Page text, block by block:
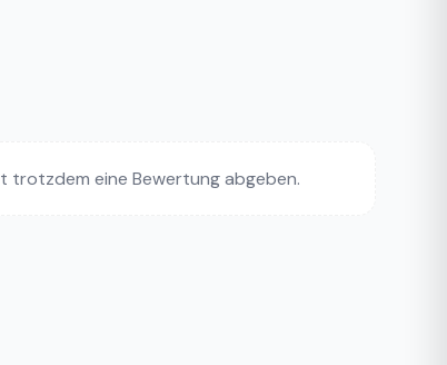
trotzdem eine Bewertung abgeben.